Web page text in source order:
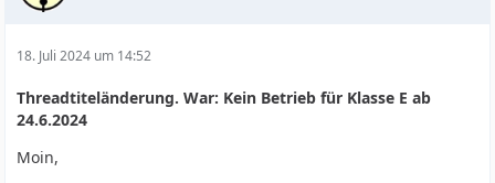
18. Juli 2024 um 14:52
Threadtiteländerung. War: Kein Betrieb für Klasse E ab
24.6.2024
Moin,